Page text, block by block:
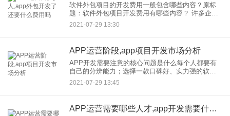
软件外包项目的开发费用一般包含哪些内容？原标
题：软件外包项目开发费用有哪些内容？ 许多企业
人经常觉得，当他们在外包发送软件项目时，他们
不知道为什么要花钱。他们不知道每笔钱都用在哪
2021-07-29 13:30
APP运营阶段,app项目开发市场分析
APP开发需要注意的核心问题是什么每个人都要有
自己的分辨能力；选择一款口碑好、实力强的软件
非常重要，开发公司一是避免可能出现的麻烦，二
是保证APP软件的持久性和稳定性。APP开发需要
2021-07-29 13:45
APP运营需要哪些人才,app开发需要什么样的人才